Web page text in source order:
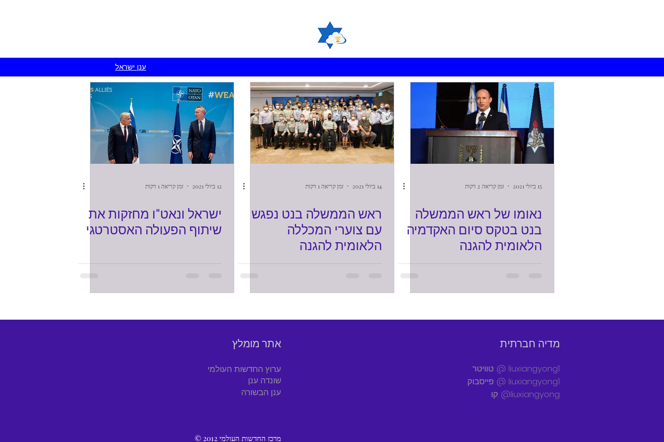
15 ביולי 2021 זמן קריאה 2 דקות
נאומו של ראש הממשלה
בנט בטקס סיום האקדמיה
הלאומית להגנה
14 ביולי 2021 זמן קריאה 1 דקות
ראש הממשלה בנט נפגש
עם צוערי המכללה
הלאומית להגנה
12 ביולי 2021 זמן קריאה 1 דקות
ישראל ונאט"ו מחזקות את
שיתוף הפעולה האסטרטגי
ענן ישראל
אתר מומלץ
ערוץ החדשות העולמי
שונדה ענן
ענן הבשורה
מדיה חברתית
טוויטר: @ liuxiangyong1
פייסבוק: @ liuxiangyong1
קו: @liuxiangyong
© 2012 מרכז החדשות העולמי